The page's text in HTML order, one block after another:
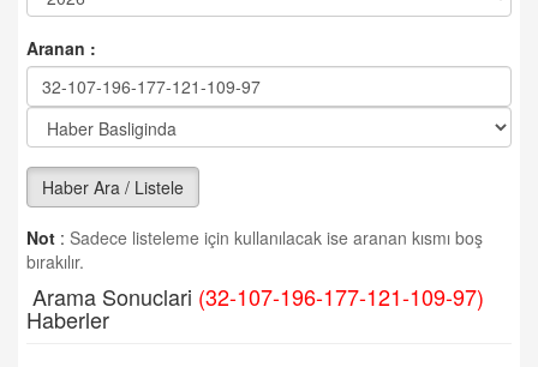
Aranan :
Haber Ara / Listele
Not : Sadece listeleme için kullanılacak ise aranan kısmı boş
bırakılır.
Arama Sonuclari (32-107-196-177-121-109-97)
Haberler